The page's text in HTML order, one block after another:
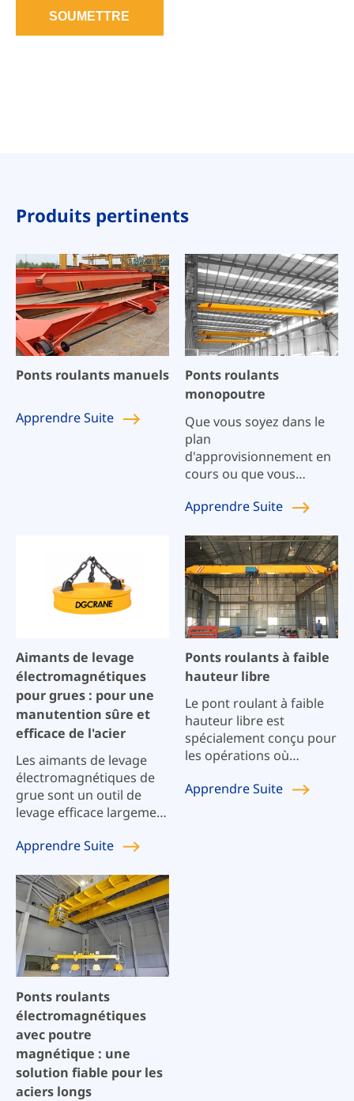
SOUMETTRE
Produits pertinents
Ponts roulants manuels
ApprendreSuite
Ponts roulants
monopoutre
Que vous soyez dans le
plan
d'approvisionnement en
cours ou que vous
personnalisé
d'usine, si la capacité de
levage requise est de 20
tonnes et moins, un pont
roulant monopoutre
présente les avantages
d'une structure simple,
d'un schéma flexible et
d'un démontage et d'un
transport faciles. peut
être votre deuxième
choix.
ApprendreSuite
Aimants de levage
électromagnétiques
pour grues : pour une
manutention sûre et
efficace de l'acier
Les aimants de levage
électromagnétiques de
grue sont un outil de
levage efficace largement
manipulation de divers
ferromagnétiques, tels
que des plaques d'acier,
des lingots de fonte, des
billes d'acier, des blocs de
fonte et des copeaux
d'usinage.
ApprendreSuite
Ponts roulants à faible
hauteur libre
Le pont roulant à faible
hauteur libre est
spécialement conçu pour
les opérations où
ApprendreSuite
Ponts roulants
électromagnétiques
avec poutre
magnétique : une
solution fiable pour les
aciers longs